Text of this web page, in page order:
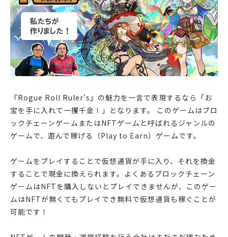
『Rogue Roll Ruler's』の魅力を一言で表現するなら「お
宝を手に入れて一攫千金！」となります。 このゲームはブロ
ックチェーンゲームまたはNFTゲームと呼ばれるジャンルの
ゲームで、遊んで稼げる（Play to Earn）ゲームです。
ゲームをプレイすることで仮想通貨が手に入り、それを換金
することで現金に換えられます。よくあるブロックチェーン
ゲームはNFTを購入しないとプレイできませんが、このゲー
ムはNFTが無くてもプレイでき無料で仮想通貨も稼ぐことが
可能です！